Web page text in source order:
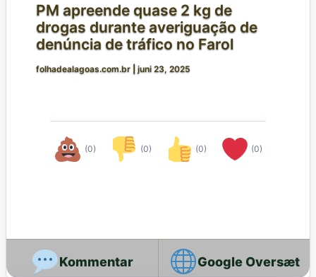
PM apreende quase 2 kg de
drogas durante averiguação de
denúncia de tráfico no Farol
folhadealagoas.com.br juni 23, 2025
(0) (0) (0) (0)
Google Oversæt